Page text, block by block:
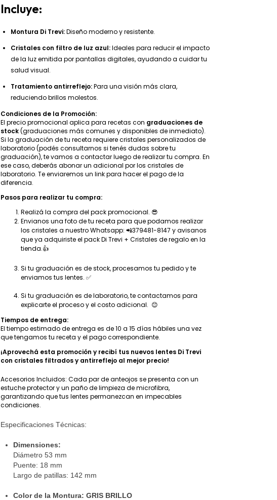
Incluye:
Montura Di Trevi:Diseño moderno y resistente.
Cristales con filtro de luz azul:Ideales para reducir el impacto
de la luz emitida por pantallas digitales, ayudando a cuidar tu
salud visual.
Tratamiento antirreflejo:Para una visión más clara,
reduciendo brillos molestos.
Condiciones de la Promoción:
El precio promocional aplica para recetas con graduaciones de
stock(graduaciones más comunes y disponibles de inmediato).
Si la graduación de tu receta requiere cristales personalizados de
laboratorio (podés consultarnos si tenés dudas sobre tu
graduación), te vamos a contactar luego de realizar tu compra. En
ese caso, deberás abonar un adicional por los cristales de
laboratorio. Te enviaremos un link para hacer el pago de la
diferencia.
Pasos para realizar tu compra:
Realizá la compra del pack promocional. 😎
Envianos una foto de tu receta para que podamos realizar
los cristales a nuestro Whatsapp: 📲379481-8147 y avisanos
que ya adquiriste el pack Di Trevi + Cristales de regalo en la
tienda.👍
Si tu graduación es de stock, procesamos tu pedido y te
enviamos tus lentes. ✅
Si tu graduación es de laboratorio, te contactamos para
explicarte el proceso y el costo adicional. 😊
Tiempos de entrega:
El tiempo estimado de entrega es de 10 a 15 días hábiles una vez
que tengamos tu receta y el pago correspondiente.
¡Aprovechá esta promoción y recibí tus nuevos lentes Di Trevi
con cristales filtrados y antirreflejo al mejor precio!
Accesorios Incluidos: Cada par de anteojos se presenta con un
estuche protector y un paño de limpieza de microfibra,
garantizando que tus lentes permanezcan en impecables
condiciones.
Especificaciones Técnicas:
Dimensiones:
Diámetro 53 mm
Puente: 18 mm
Largo de patillas: 142 mm
Color de la Montura: GRIS BRILLO